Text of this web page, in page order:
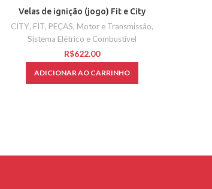
Velas de ignição (jogo) Fit e City
CITY, FIT, PEÇAS, Motor e Transmissão,
Sistema Elétrico e Combustível
R$
ADICIONAR AO CARRINHO